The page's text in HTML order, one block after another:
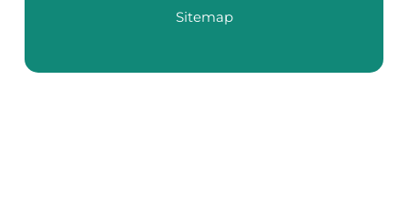
Sitemap